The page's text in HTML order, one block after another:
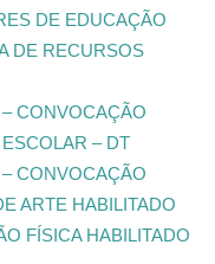
DE EDUCAÇÃO
DE RECURSOS
– CONVOCAÇÃO
– DT
– CONVOCAÇÃO
ARTE HABILITADO
FÍSICA HABILITADO